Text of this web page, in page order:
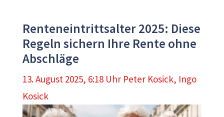
Renteneintrittsalter 2025: Diese
Regeln sichern Ihre Rente ohne
Abschläge
13. August 2025, 6:18 Uhr Peter Kosick, Ingo
Kosick